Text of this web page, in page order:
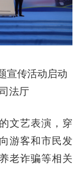
宣传活动启动
法厅
文艺表演，穿
游客和市民发
老诈骗等相关